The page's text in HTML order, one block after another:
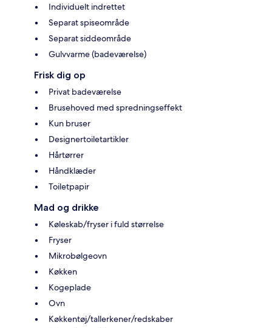
Individuelt indrettet
Separat spiseområde
Separat siddeområde
Gulvvarme (badeværelse)
Frisk dig op
Privat badeværelse
Brusehoved med spredningseffekt
Kun bruser
Designertoiletartikler
Hårtørrer
Håndklæder
Toiletpapir
Mad og drikke
Køleskab/fryser i fuld størrelse
Fryser
Mikrobølgeovn
Køkken
Kogeplade
Ovn
Køkkentøj/tallerkener/redskaber